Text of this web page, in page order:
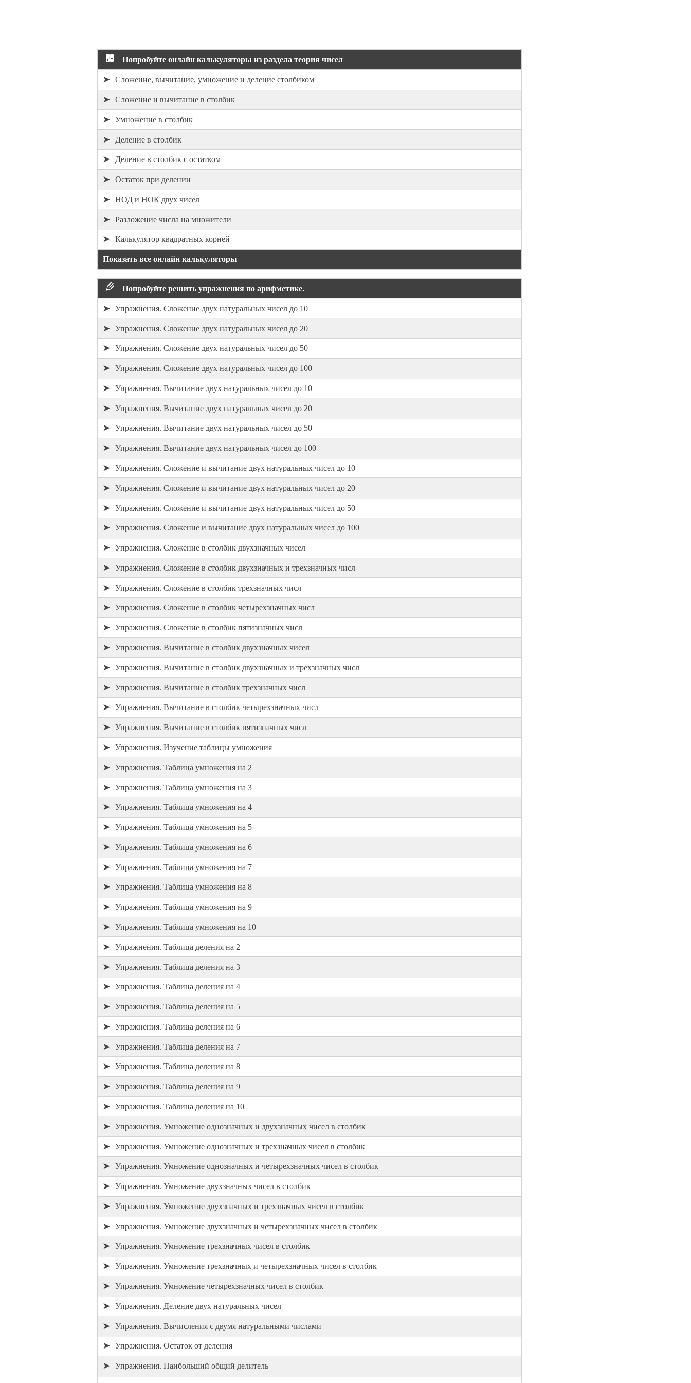
Попробуйте онлайн калькуляторы из раздела теория чисел
➤ Сложение, вычитание, умножение и деление столбиком
➤ Сложение и вычитание в столбик
➤ Умножение в столбик
➤ Деление в столбик
➤ Деление в столбик с остатком
➤ Остаток при делении
➤ НОД и НОК двух чисел
➤ Разложение числа на множители
➤ Калькулятор квадратных корней
Показать все онлайн калькуляторы
Попробуйте решить упражнения по арифметике.
➤ Упражнения. Сложение двух натуральных чисел до 10
➤ Упражнения. Сложение двух натуральных чисел до 20
➤ Упражнения. Сложение двух натуральных чисел до 50
➤ Упражнения. Сложение двух натуральных чисел до 100
➤ Упражнения. Вычитание двух натуральных чисел до 10
➤ Упражнения. Вычитание двух натуральных чисел до 20
➤ Упражнения. Вычитание двух натуральных чисел до 50
➤ Упражнения. Вычитание двух натуральных чисел до 100
➤ Упражнения. Сложение и вычитание двух натуральных чисел до 10
➤ Упражнения. Сложение и вычитание двух натуральных чисел до 20
➤ Упражнения. Сложение и вычитание двух натуральных чисел до 50
➤ Упражнения. Сложение и вычитание двух натуральных чисел до 100
➤ Упражнения. Сложение в столбик двухзначных чисел
➤ Упражнения. Сложение в столбик двухзначных и трехзначных числ
➤ Упражнения. Сложение в столбик трехзначных числ
➤ Упражнения. Сложение в столбик четырехзначных числ
➤ Упражнения. Сложение в столбик пятизначных числ
➤ Упражнения. Вычитание в столбик двухзначных чисел
➤ Упражнения. Вычитание в столбик двухзначных и трехзначных числ
➤ Упражнения. Вычитание в столбик трехзначных числ
➤ Упражнения. Вычитание в столбик четырехзначных числ
➤ Упражнения. Вычитание в столбик пятизначных числ
➤ Упражнения. Изучение таблицы умножения
➤ Упражнения. Таблица умножения на 2
➤ Упражнения. Таблица умножения на 3
➤ Упражнения. Таблица умножения на 4
➤ Упражнения. Таблица умножения на 5
➤ Упражнения. Таблица умножения на 6
➤ Упражнения. Таблица умножения на 7
➤ Упражнения. Таблица умножения на 8
➤ Упражнения. Таблица умножения на 9
➤ Упражнения. Таблица умножения на 10
➤ Упражнения. Таблица деления на 2
➤ Упражнения. Таблица деления на 3
➤ Упражнения. Таблица деления на 4
➤ Упражнения. Таблица деления на 5
➤ Упражнения. Таблица деления на 6
➤ Упражнения. Таблица деления на 7
➤ Упражнения. Таблица деления на 8
➤ Упражнения. Таблица деления на 9
➤ Упражнения. Таблица деления на 10
➤ Упражнения. Умножение однозначных и двухзначных чисел в столбик
➤ Упражнения. Умножение однозначных и трехзначных чисел в столбик
➤ Упражнения. Умножение однозначных и четырехзначных чисел в столбик
➤ Упражнения. Умножение двухзначных чисел в столбик
➤ Упражнения. Умножение двухзначных и трехзначных чисел в столбик
➤ Упражнения. Умножение двухзначных и четырехзначных чисел в столбик
➤ Упражнения. Умножение трехзначных чисел в столбик
➤ Упражнения. Умножение трехзначных и четырехзначных чисел в столбик
➤ Упражнения. Умножение четырехзначных чисел в столбик
➤ Упражнения. Деление двух натуральных чисел
➤ Упражнения. Вычисления с двумя натуральными числами
➤ Упражнения. Остаток от деления
➤ Упражнения. Наибольший общий делитель